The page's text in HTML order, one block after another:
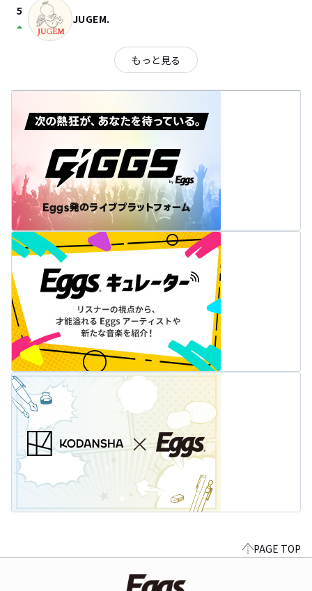
5
arrow_drop_up JUGEM.
もっと見る
PAGE TOP